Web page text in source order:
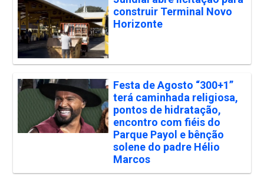
construir Terminal Novo
Horizonte
Festa de Agosto “300+1”
terá caminhada religiosa,
pontos de hidratação,
encontro com fiéis do
Parque Payol e bênção
solene do padre Hélio
Marcos